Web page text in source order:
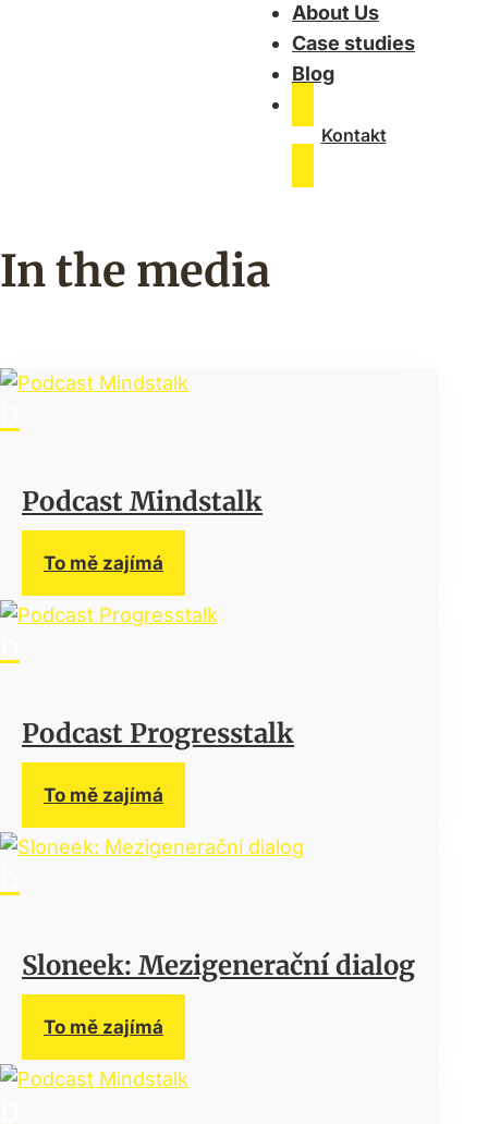
About Us
Case studies
Blog
Kontakt
In the media
Podcast Mindstalk
To mě zajímá
Podcast Progresstalk
To mě zajímá
Sloneek: Mezigenerační dialog
To mě zajímá